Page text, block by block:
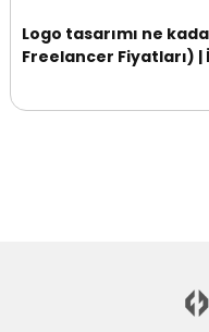
Logo tasarımı ne
Freelancer Fiyatları)